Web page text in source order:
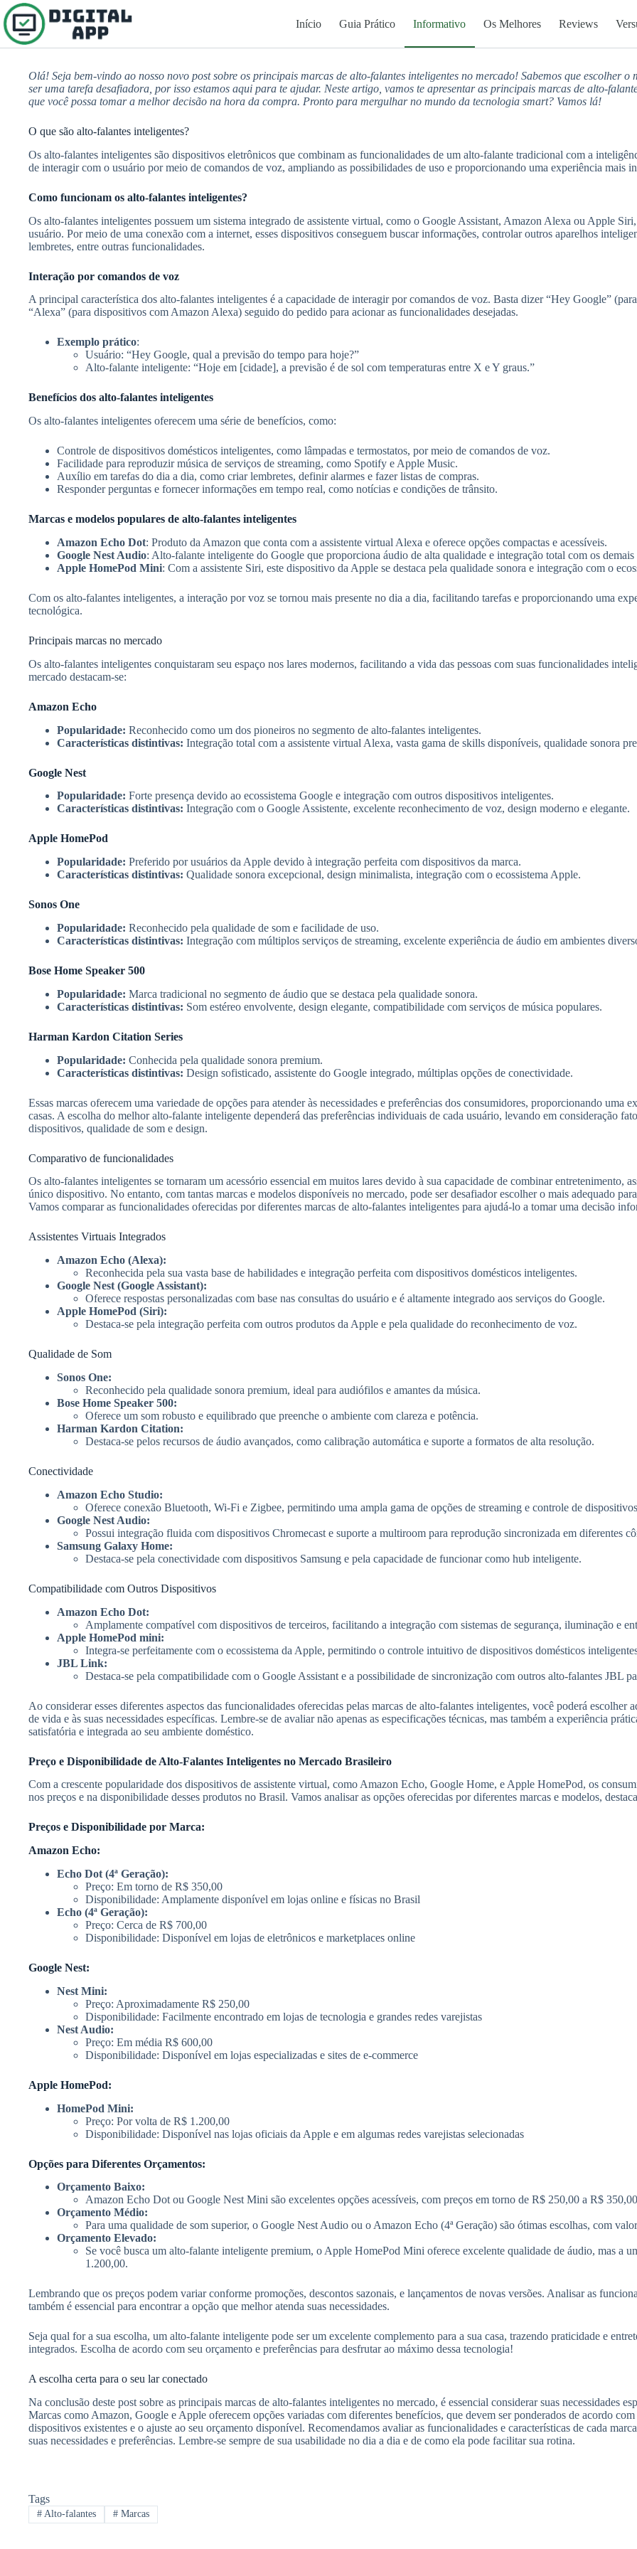
Pular
para
o
conteúdo
Início Guia Prático Informativo Os Melhores Reviews
Olá! Seja bem-vindo ao nosso novo post sobre os principais marcas de alto-falantes inteligentes no mercado! Sabemos que escolher
ser uma tarefa desafiadora, por isso estamos aqui para te ajudar. Neste artigo, vamos te apresentar as principais marcas de alto-
que você possa tomar a melhor decisão na hora da compra. Pronto para mergulhar no mundo da tecnologia smart? Vamos lá!
O que são alto-falantes inteligentes?
Os alto-falantes inteligentes são dispositivos eletrônicos que combinam as funcionalidades de um alto-falante tradicional com a
de interagir com o usuário por meio de comandos de voz, ampliando as possibilidades de uso e proporcionando uma experiência mais
Como funcionam os alto-falantes inteligentes?
Os alto-falantes inteligentes possuem um sistema integrado de assistente virtual, como o Google Assistant, Amazon Alexa ou Apple
usuário. Por meio de uma conexão com a internet, esses dispositivos conseguem buscar informações, controlar outros aparelhos
lembretes, entre outras funcionalidades.
Interação por comandos de voz
A principal característica dos alto-falantes inteligentes é a capacidade de interagir por comandos de voz. Basta dizer “Hey Google”
“Alexa” (para dispositivos com Amazon Alexa) seguido do pedido para acionar as funcionalidades desejadas.
Exemplo prático:
Usuário: “Hey Google, qual a previsão do tempo para hoje?”
Alto-falante inteligente: “Hoje em [cidade], a previsão é de sol com temperaturas entre X e Y graus.”
Benefícios dos alto-falantes inteligentes
Os alto-falantes inteligentes oferecem uma série de benefícios, como:
Controle de dispositivos domésticos inteligentes, como lâmpadas e termostatos, por meio de comandos de voz.
Facilidade para reproduzir música de serviços de streaming, como Spotify e Apple Music.
Auxílio em tarefas do dia a dia, como criar lembretes, definir alarmes e fazer listas de compras.
Responder perguntas e fornecer informações em tempo real, como notícias e condições de trânsito.
Marcas e modelos populares de alto-falantes inteligentes
Amazon Echo Dot: Produto da Amazon que conta com a assistente virtual Alexa e oferece opções compactas e acessíveis.
Google Nest Audio: Alto-falante inteligente do Google que proporciona áudio de alta qualidade e integração total com os
Apple HomePod Mini: Com a assistente Siri, este dispositivo da Apple se destaca pela qualidade sonora e integração com o
Com os alto-falantes inteligentes, a interação por voz se tornou mais presente no dia a dia, facilitando tarefas e proporcionando uma
tecnológica.
Principais marcas no mercado
Os alto-falantes inteligentes conquistaram seu espaço nos lares modernos, facilitando a vida das pessoas com suas funcionalidades
mercado destacam-se:
Amazon Echo
Popularidade: Reconhecido como um dos pioneiros no segmento de alto-falantes inteligentes.
Características distintivas: Integração total com a assistente virtual Alexa, vasta gama de skills disponíveis, qualidade sonora
Google Nest
Popularidade: Forte presença devido ao ecossistema Google e integração com outros dispositivos inteligentes.
Características distintivas: Integração com o Google Assistente, excelente reconhecimento de voz, design moderno e elegante.
Apple HomePod
Popularidade: Preferido por usuários da Apple devido à integração perfeita com dispositivos da marca.
Características distintivas: Qualidade sonora excepcional, design minimalista, integração com o ecossistema Apple.
Sonos One
Popularidade: Reconhecido pela qualidade de som e facilidade de uso.
Características distintivas: Integração com múltiplos serviços de streaming, excelente experiência de áudio em ambientes
Bose Home Speaker 500
Popularidade: Marca tradicional no segmento de áudio que se destaca pela qualidade sonora.
Características distintivas: Som estéreo envolvente, design elegante, compatibilidade com serviços de música populares.
Harman Kardon Citation Series
Popularidade: Conhecida pela qualidade sonora premium.
Características distintivas: Design sofisticado, assistente do Google integrado, múltiplas opções de conectividade.
Essas marcas oferecem uma variedade de opções para atender às necessidades e preferências dos consumidores, proporcionando uma
casas. A escolha do melhor alto-falante inteligente dependerá das preferências individuais de cada usuário, levando em consideração
dispositivos, qualidade de som e design.
Comparativo de funcionalidades
Os alto-falantes inteligentes se tornaram um acessório essencial em muitos lares devido à sua capacidade de combinar entretenimento,
único dispositivo. No entanto, com tantas marcas e modelos disponíveis no mercado, pode ser desafiador escolher o mais adequado para
Vamos comparar as funcionalidades oferecidas por diferentes marcas de alto-falantes inteligentes para ajudá-lo a tomar uma decisão
Assistentes Virtuais Integrados
Amazon Echo (Alexa):
Reconhecida pela sua vasta base de habilidades e integração perfeita com dispositivos domésticos inteligentes.
Google Nest (Google Assistant):
Oferece respostas personalizadas com base nas consultas do usuário e é altamente integrado aos serviços do Google.
Apple HomePod (Siri):
Destaca-se pela integração perfeita com outros produtos da Apple e pela qualidade do reconhecimento de voz.
Qualidade de Som
Sonos One:
Reconhecido pela qualidade sonora premium, ideal para audiófilos e amantes da música.
Bose Home Speaker 500:
Oferece um som robusto e equilibrado que preenche o ambiente com clareza e potência.
Harman Kardon Citation:
Destaca-se pelos recursos de áudio avançados, como calibração automática e suporte a formatos de alta resolução.
Conectividade
Amazon Echo Studio:
Oferece conexão Bluetooth, Wi-Fi e Zigbee, permitindo uma ampla gama de opções de streaming e controle de
Google Nest Audio:
Possui integração fluida com dispositivos Chromecast e suporte a multiroom para reprodução sincronizada em diferentes
Samsung Galaxy Home:
Destaca-se pela conectividade com dispositivos Samsung e pela capacidade de funcionar como hub inteligente.
Compatibilidade com Outros Dispositivos
Amazon Echo Dot:
Amplamente compatível com dispositivos de terceiros, facilitando a integração com sistemas de segurança, iluminação e
Apple HomePod mini:
Integra-se perfeitamente com o ecossistema da Apple, permitindo o controle intuitivo de dispositivos domésticos
JBL Link:
Destaca-se pela compatibilidade com o Google Assistant e a possibilidade de sincronização com outros alto-falantes JBL
Ao considerar esses diferentes aspectos das funcionalidades oferecidas pelas marcas de alto-falantes inteligentes, você poderá escolher
de vida e às suas necessidades específicas. Lembre-se de avaliar não apenas as especificações técnicas, mas também a experiência
satisfatória e integrada ao seu ambiente doméstico.
Preço e Disponibilidade de Alto-Falantes Inteligentes no Mercado Brasileiro
Com a crescente popularidade dos dispositivos de assistente virtual, como Amazon Echo, Google Home, e Apple HomePod, os
nos preços e na disponibilidade desses produtos no Brasil. Vamos analisar as opções oferecidas por diferentes marcas e modelos,
Preços e Disponibilidade por Marca:
Amazon Echo:
Echo Dot (4ª Geração):
Preço: Em torno de R$ 350,00
Disponibilidade: Amplamente disponível em lojas online e físicas no Brasil
Echo (4ª Geração):
Preço: Cerca de R$ 700,00
Disponibilidade: Disponível em lojas de eletrônicos e marketplaces online
Google Nest:
Nest Mini:
Preço: Aproximadamente R$ 250,00
Disponibilidade: Facilmente encontrado em lojas de tecnologia e grandes redes varejistas
Nest Audio:
Preço: Em média R$ 600,00
Disponibilidade: Disponível em lojas especializadas e sites de e-commerce
Apple HomePod:
HomePod Mini:
Preço: Por volta de R$ 1.200,00
Disponibilidade: Disponível nas lojas oficiais da Apple e em algumas redes varejistas selecionadas
Opções para Diferentes Orçamentos:
Orçamento Baixo:
Amazon Echo Dot ou Google Nest Mini são excelentes opções acessíveis, com preços em torno de R$ 250,00 a R$
Orçamento Médio:
Para uma qualidade de som superior, o Google Nest Audio ou o Amazon Echo (4ª Geração) são ótimas escolhas, com
Orçamento Elevado:
Se você busca um alto-falante inteligente premium, o Apple HomePod Mini oferece excelente qualidade de áudio, mas a
1.200,00.
Lembrando que os preços podem variar conforme promoções, descontos sazonais, e lançamentos de novas versões. Analisar as
também é essencial para encontrar a opção que melhor atenda suas necessidades.
Seja qual for a sua escolha, um alto-falante inteligente pode ser um excelente complemento para a sua casa, trazendo praticidade e
integrados. Escolha de acordo com seu orçamento e preferências para desfrutar ao máximo dessa tecnologia!
A escolha certa para o seu lar conectado
Na conclusão deste post sobre as principais marcas de alto-falantes inteligentes no mercado, é essencial considerar suas necessidades
Marcas como Amazon, Google e Apple oferecem opções variadas com diferentes benefícios, que devem ser ponderados de acordo com
dispositivos existentes e o ajuste ao seu orçamento disponível. Recomendamos avaliar as funcionalidades e características de cada
suas necessidades e preferências. Lembre-se sempre de sua usabilidade no dia a dia e de como ela pode facilitar sua rotina.
Tags
#Alto-falantes #Marcas